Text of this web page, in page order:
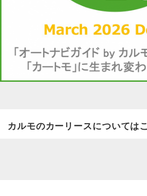
カルモのカーリースについては